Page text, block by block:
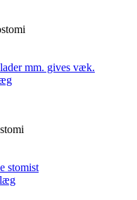
mm. gives væk.
stomist